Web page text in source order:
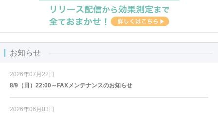
お知らせ
2026年07月22日
8/9（日）22:00～FAXメンテナンスのお知らせ
2026年06月03日